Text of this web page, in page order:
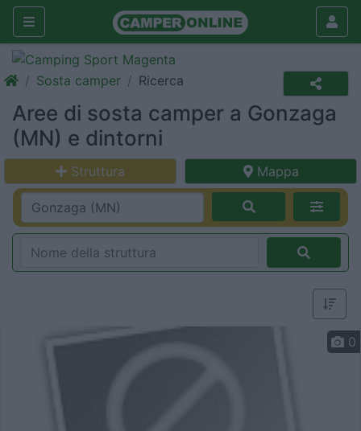
Sosta camper Ricerca
Aree di sosta camper a Gonzaga
(MN) e dintorni
Struttura Mappa
0